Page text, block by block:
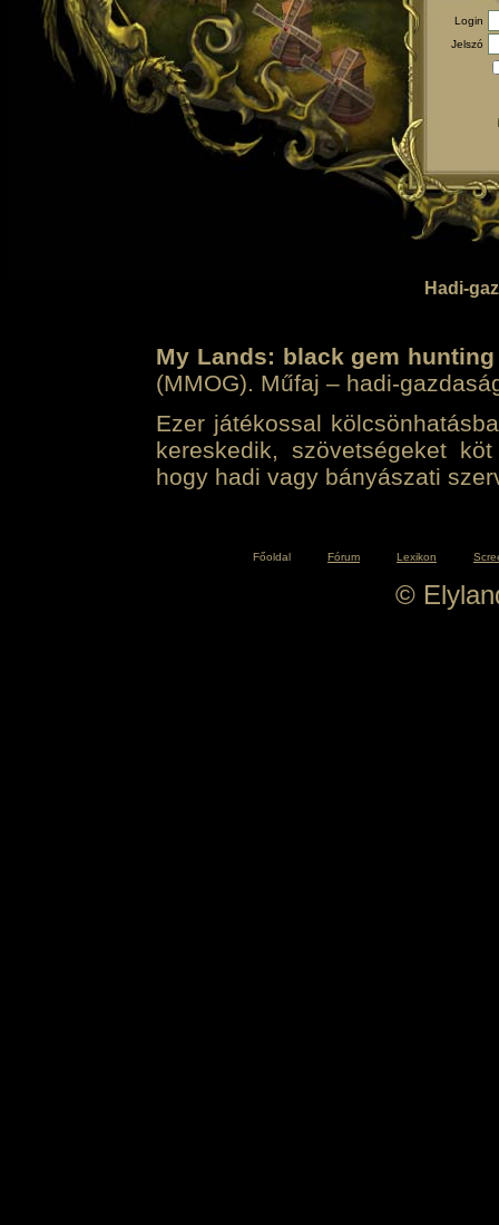
Login
Jelszó
Hadi-
My Lands: black gem hunting
(MMOG). Műfaj – hadi-
Ezer játékossal
kereskedik, szövetségeket
hogy hadi vagy bányászati
Főoldal Fórum Lexikon
©